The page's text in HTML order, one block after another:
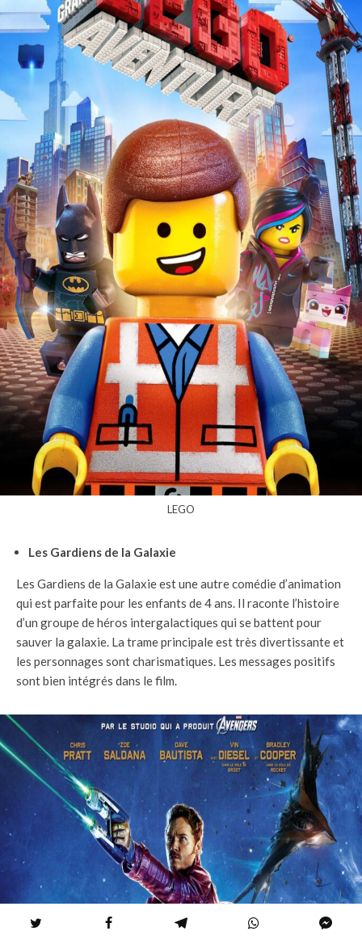
LEGO
Les Gardiens de la Galaxie
Les Gardiens de la Galaxie est une autre comédie d’animation
qui est parfaite pour les enfants de 4 ans. Il raconte l’histoire
d’un groupe de héros intergalactiques qui se battent pour
sauver la galaxie. La trame principale est très divertissante et
les personnages sont charismatiques. Les messages positifs
sont bien intégrés dans le film.